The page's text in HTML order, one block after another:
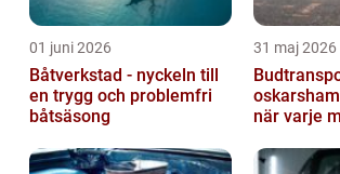
01 juni 2026
Båtverkstad - nyckeln till
en trygg och problemfri
båtsäsong
31 maj 2026
oskarshamn snabb
när varje